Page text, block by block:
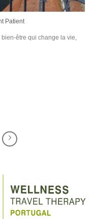
Patient
être qui change la vie,